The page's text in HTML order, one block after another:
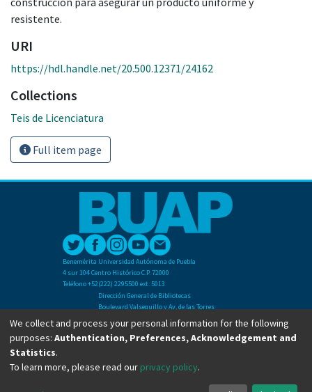
resistente.
URI
https://hdl.handle.net/20.500.12371/24162
Collections
Teis de Licenciatura
Full item page
Benemérita Universidad Autónoma de Puebla
4 sur 104 Centro Histórico C.P. 72000
Teléfono +52(222) 2295500 ext. 5013
Dirección General de Bibliotecas
Boulevard Valsequillo y Av. de las Torres
Ciudad Universitaria. Col. San Manuel
C.P. 72570
Teléfono +52 (222) 2295500 Ext 2901
We collect and process your personal information for the following
purposes: Authentication, Preferences, Acknowledgement and
Statistics.
To learn more, please read our privacy policy.